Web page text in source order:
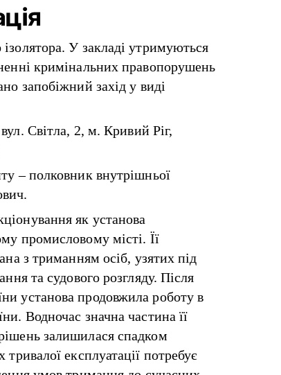
У закладі утримуються
кримінальних правопорушень
запобіжний захід у виді
Світла, 2, м. Кривий Ріг,
– полковник внутрішньої
як установа
промисловому місті. Її
з триманням осіб, узятих під
та судового розгляду. Після
установа продовжила роботу в
Водночас значна частина її
залишилася спадком
експлуатації потребує